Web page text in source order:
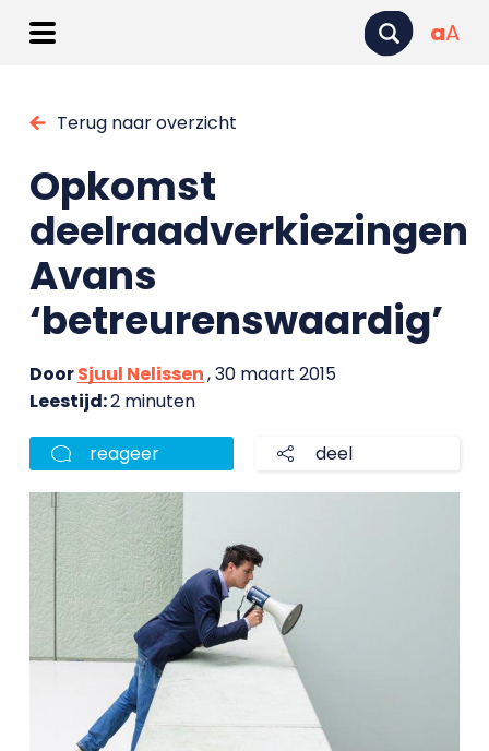
aA
Terug naar overzicht
Opkomst
deelraadverkiezingen
Avans
‘betreurenswaardig’
DoorSjuul Nelissen, 30 maart 2015
Leestijd:2 minuten
reageer deel